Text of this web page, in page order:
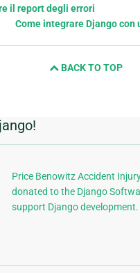
il report degli errori
Come integrare Django con
BACK TO TOP
Price Benowitz Accident
donated to the Django
support Django